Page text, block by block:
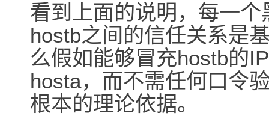
看到上面的说明，每一
hostb之间的信任关系是
么假如能够冒充hostb的
hosta，而不需任何口令
根本的理论依据。